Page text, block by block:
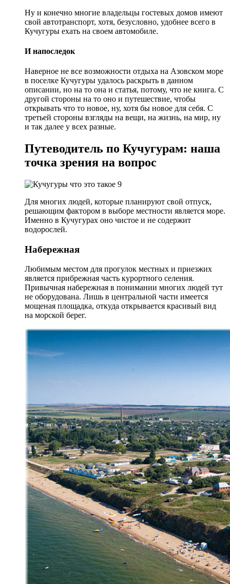
Ну и конечно многие владельцы гостевых домов имеют
свой автотранспорт, хотя, безусловно, удобнее всего в
Кучугуры ехать на своем автомобиле.
И напоследок
Наверное не все возможности отдыха на Азовском море
в поселке Кучугуры удалось раскрыть в данном
описании, но на то она и статья, потому, что не книга. С
другой стороны на то оно и путешествие, чтобы
открывать что то новое, ну, хотя бы новое для себя. С
третьей стороны взгляды на вещи, на жизнь, на мир, ну
и так далее у всех разные.
Путеводитель по Кучугурам: наша
точка зрения на вопрос
Для многих людей, которые планируют свой отпуск,
решающим фактором в выборе местности является море.
Именно в Кучугурах оно чистое и не содержит
водорослей.
Набережная
Любимым местом для прогулок местных и приезжих
является прибрежная часть курортного селения.
Привычная набережная в понимании многих людей тут
не оборудована. Лишь в центральной части имеется
мощеная площадка, откуда открывается красивый вид
на морской берег.